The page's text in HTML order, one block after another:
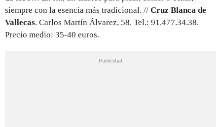
siempre con la esencia más tradicional. // Cruz Blanca de
Vallecas. Carlos Martín Álvarez, 58. Tel.: 91.477.34.38.
Precio medio: 35-40 euros.